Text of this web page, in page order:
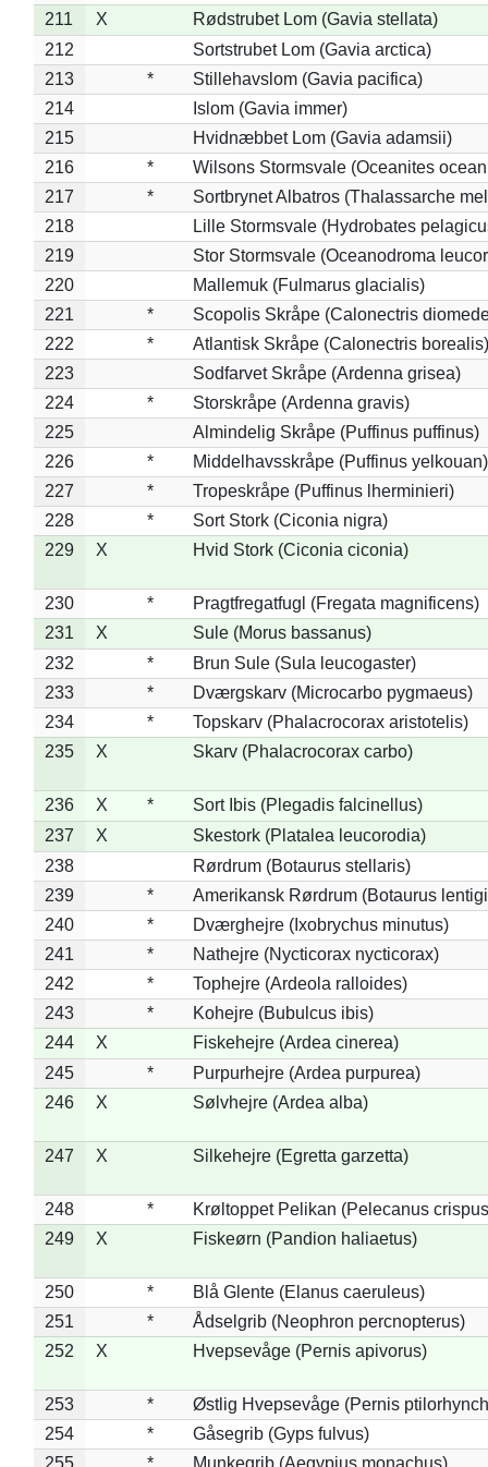
211
X
Rødstrubet Lom (Gavia stellata)
212
Sortstrubet Lom (Gavia arctica)
213
*
Stillehavslom (Gavia pacifica)
214
Islom (Gavia immer)
215
Hvidnæbbet Lom (Gavia adamsii)
216
*
Wilsons Stormsvale (Oceanites
217
*
Sortbrynet Albatros (Thalassarche
218
Lille Stormsvale (Hydrobates
219
Stor Stormsvale (Oceanodroma
220
Mallemuk (Fulmarus glacialis)
221
*
Scopolis Skråpe (Calonectris
222
*
Atlantisk Skråpe (Calonectris borealis)
223
Sodfarvet Skråpe (Ardenna grisea)
224
*
Storskråpe (Ardenna gravis)
225
Almindelig Skråpe (Puffinus puffinus)
226
*
Middelhavsskråpe (Puffinus yelkouan)
227
*
Tropeskråpe (Puffinus lherminieri)
228
*
Sort Stork (Ciconia nigra)
229
X Hvid Stork (Ciconia ciconia)
230 *
Pragtfregatfugl (Fregata magnificens)
231
X
Sule (Morus bassanus)
232
*
Brun Sule (Sula leucogaster)
233
*
Dværgskarv (Microcarbo pygmaeus)
234
*
Topskarv (Phalacrocorax aristotelis)
235
X Skarv (Phalacrocorax carbo)
236 X *
Sort Ibis (Plegadis falcinellus)
237
X
Skestork (Platalea leucorodia)
238
Rørdrum (Botaurus stellaris)
239
*
Amerikansk Rørdrum (Botaurus
240
*
Dværghejre (Ixobrychus minutus)
241
*
Nathejre (Nycticorax nycticorax)
242
*
Tophejre (Ardeola ralloides)
243
*
Kohejre (Bubulcus ibis)
244
X
Fiskehejre (Ardea cinerea)
245
*
Purpurhejre (Ardea purpurea)
246
X Sølvhejre (Ardea alba)
247 X Silkehejre (Egretta garzetta)
248 *
Krøltoppet Pelikan (Pelecanus
249
X Fiskeørn (Pandion haliaetus)
250 *
Blå Glente (Elanus caeruleus)
251
*
Ådselgrib (Neophron percnopterus)
252
X Hvepsevåge (Pernis apivorus)
253 *
Østlig Hvepsevåge (Pernis
254
*
Gåsegrib (Gyps fulvus)
255
*
Munkegrib (Aegypius monachus)